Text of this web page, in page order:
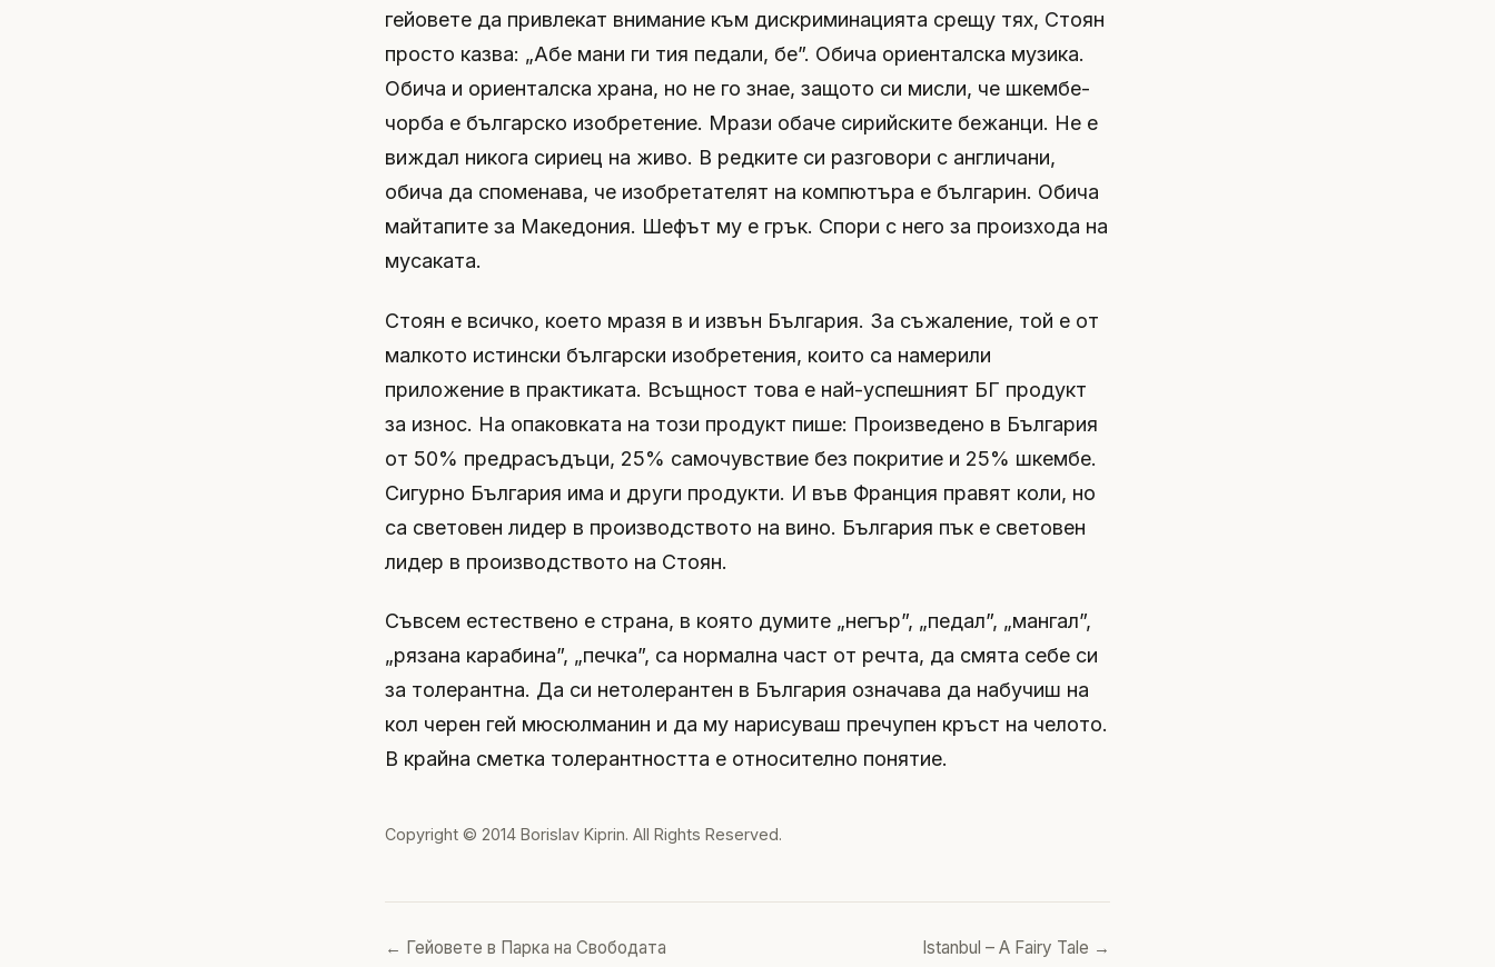
гейовете да привлекат внимание към дискриминацията срещу тях, Стоян
просто казва: „Абе мани ги тия педали, бе”. Обича ориенталска музика.
Обича и ориенталска храна, но не го знае, защото си мисли, че шкембе-
чорба е българско изобретение. Мрази обаче сирийските бежанци. Не е
виждал никога сириец на живо. В редките си разговори с англичани,
обича да споменава, че изобретателят на компютъра е българин. Обича
майтапите за Македония. Шефът му е грък. Спори с него за произхода на
мусаката.
Стоян е всичко, което мразя в и извън България. За съжаление, той е от
малкото истински български изобретения, които са намерили
приложение в практиката. Всъщност това е най-успешният БГ продукт
за износ. На опаковката на този продукт пише: Произведено в България
от 50% предрасъдъци, 25% самочувствие без покритие и 25% шкембе.
Сигурно България има и други продукти. И във Франция правят коли, но
са световен лидер в производството на вино. България пък е световен
лидер в производството на Стоян.
Съвсем естествено е страна, в която думите „негър”, „педал”, „мангал”,
„рязана карабина”, „печка”, са нормална част от речта, да смята себе си
за толерантна. Да си нетолерантен в България означава да набучиш на
кол черен гей мюсюлманин и да му нарисуваш пречупен кръст на челото.
В крайна сметка толерантността е относително понятие.
Copyright © 2014 Borislav Kiprin. All Rights Reserved.
← Гейовете в Парка на Свободата Istanbul – A Fairy Tale →